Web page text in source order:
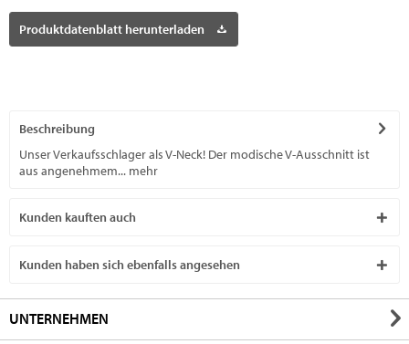
Produktdatenblatt herunterladen
Beschreibung
Unser Verkaufsschlager als V-Neck! Der modische V-Ausschnitt ist
aus angenehmem... mehr
Kunden kauften auch
Kunden haben sich ebenfalls angesehen
UNTERNEHMEN